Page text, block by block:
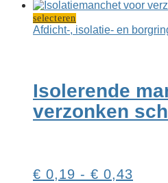
selecterenDit
product
optie
kan
gekozen
Afdicht-, isolatie- en
Isolerende
verzonken
€ 0,19 - € 0,43